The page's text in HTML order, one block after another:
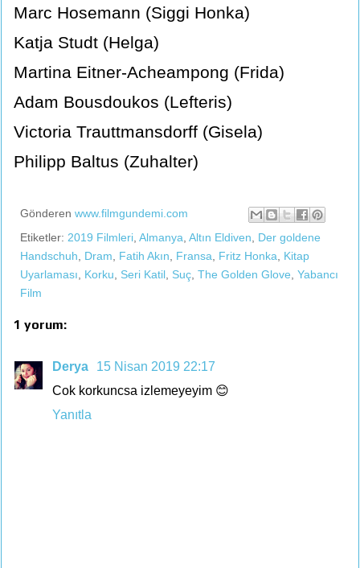
Marc Hosemann (Siggi Honka)
Katja Studt (Helga)
Martina Eitner-Acheampong (Frida)
Adam Bousdoukos (Lefteris)
Victoria Trauttmansdorff (Gisela)
Philipp Baltus (Zuhalter)
Gönderen www.filmgundemi.com
Etiketler: 2019 Filmleri Almanya Altın Eldiven
Der goldene
Handschuh
Dram Fatih Akın Fransa Fritz Honka
Kitap
Uyarlaması
Korku Seri Katil Suç The Golden Glove Yabancı
Film
1 yorum:
Derya
15 Nisan 2019 22:17
Cok korkuncsa izlemeyeyim 😊
Yanıtla